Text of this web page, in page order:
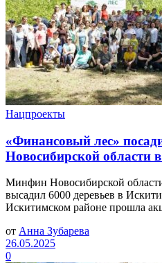
Нацпроекты
«Финансовый лес»
Новосибирской области
Минфин Новосибирской
высадил 6000 деревьев в
Искитимском районе прошла
от Анна Зубарева
26.05.2025
0